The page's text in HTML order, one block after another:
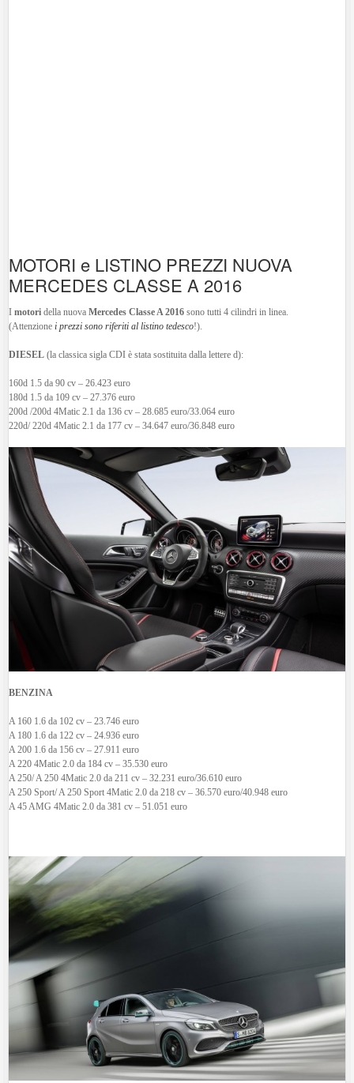
MOTORI e LISTINO PREZZI NUOVA
MERCEDES CLASSE A 2016
Imotori della nuovaMercedes Classe A 2016 sono tutti 4 cilindri in linea.
(Attenzione i prezzi sono riferiti al listino tedesco!).
DIESEL (la classica sigla CDI è stata sostituita dalla lettere d):
160d 1.5 da 90 cv – 26.423 euro
180d 1.5 da 109 cv – 27.376 euro
200d /200d 4Matic 2.1 da 136 cv – 28.685 euro/33.064 euro
220d/ 220d 4Matic 2.1 da 177 cv – 34.647 euro/36.848 euro
BENZINA
A 160 1.6 da 102 cv – 23.746 euro
A 180 1.6 da 122 cv – 24.936 euro
A 200 1.6 da 156 cv – 27.911 euro
A 220 4Matic 2.0 da 184 cv – 35.530 euro
A 250/ A 250 4Matic 2.0 da 211 cv – 32.231 euro/36.610 euro
A 250 Sport/ A 250 Sport 4Matic 2.0 da 218 cv – 36.570 euro/40.948 euro
A 45 AMG 4Matic 2.0 da 381 cv – 51.051 euro